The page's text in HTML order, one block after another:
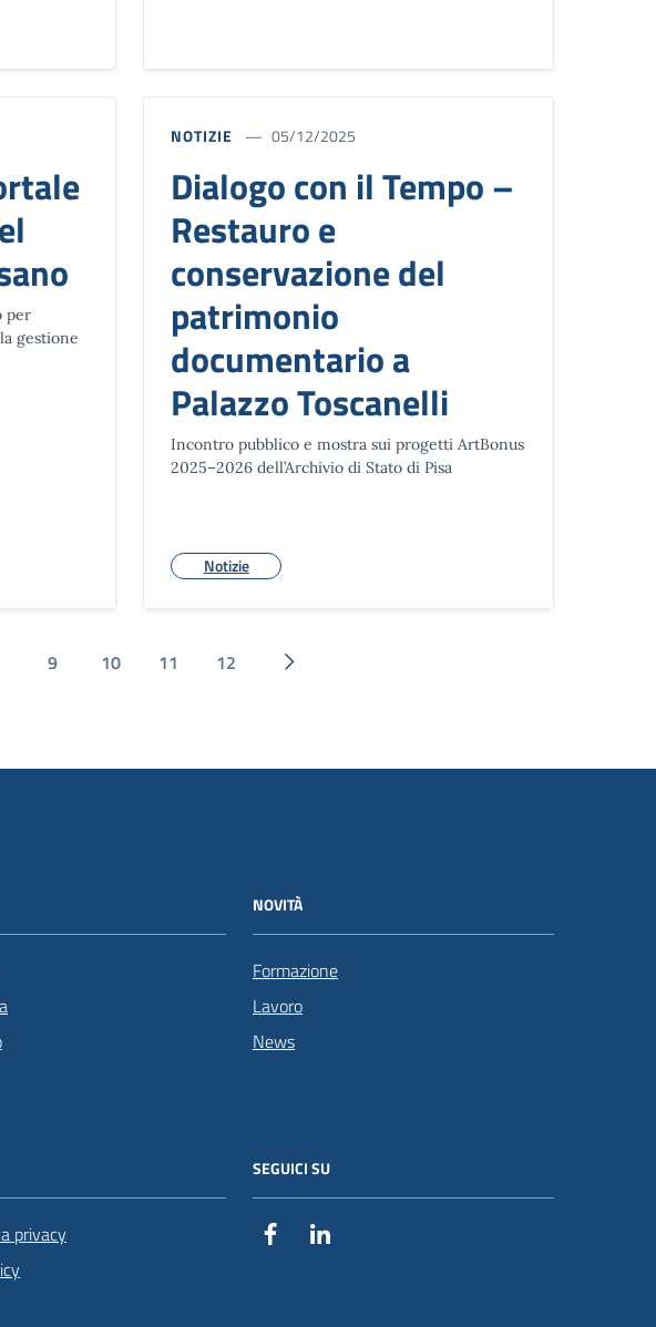
per
gestione
NOTIZIE 05/12/2025
Dialogo con il Tempo –
Restauro e
conservazione del
patrimonio
documentario a
Palazzo Toscanelli
Incontro pubblico e mostra sui progetti ArtBonus
2025–2026 dell’Archivio di Stato di Pisa
Notizie
9 10 11 12 Pagina successiva
NOVITÀ
Formazione
Lavoro
News
privacy
SEGUICI SU
Facebook